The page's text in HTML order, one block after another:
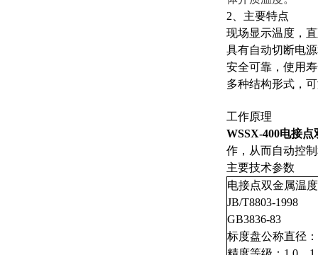
2、主要特点
现场显示温度，
具有自动切断电
安全可靠，使用
多种结构形式，
工作原理
WSSX-400电接
作，从而自动控
主要技术参数
电接点双金属温
JB/T8803-1998
GB3836-83
标度盘公称直径